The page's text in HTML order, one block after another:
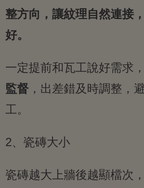
整方向，讓紋理自然連接
好。
一定提前和瓦工說好需求，
監督 ，出差錯及時調整，
工。
2、瓷磚大小
瓷磚越大上牆後越顯檔次